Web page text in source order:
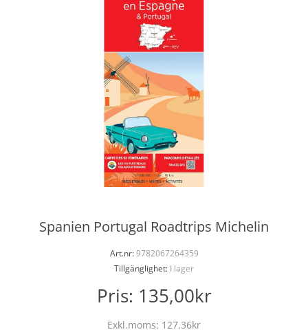
Spanien Portugal Roadtrips Michelin
Art.nr:9782067264359
Tillgänglighet: I lager
Pris: 135,00kr
Exkl.moms: 127,36kr